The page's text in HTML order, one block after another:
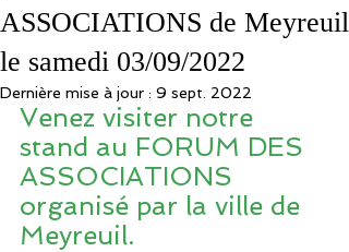
ASSOCIATIONS de Meyreuil
le samedi 03/09/2022
Dernière mise à jour : 9 sept. 2022
Venez visiter notre
stand au FORUM DES
ASSOCIATIONS
organisé par la ville de
Meyreuil.